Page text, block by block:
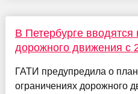
В Петербурге
дорожного движения с
ГАТИ предупредила о
ограничениях дорожного